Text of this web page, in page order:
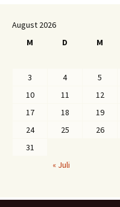
August 2026
M
D M
3
4 5
10
11 12
17
18 19
24
25 26
31
« Juli